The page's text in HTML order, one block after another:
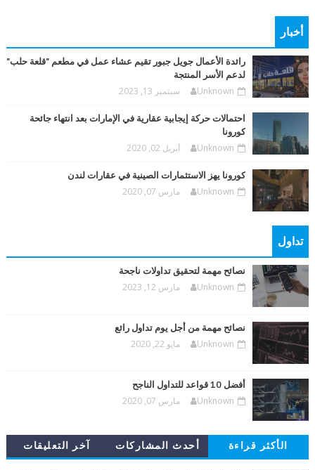
أخبار
رائدة الأعمال جويل جبور تقيم عشاء عمل في مطعم "قلعة حلب"
لدعم الأسر المنتجة
Unknown سبتمبر 13, 2023
احتمالات حركة إيجابية عقارية في الإمارات بعد انتهاء جائحة
كورونا
Unknown أبريل 02, 2020
كورونا يهز الاستثمارات الصينية في عقارات لندن
Unknown مارس 07, 2020
تداول
نصائح مهمة لتحقيق تداولات ناجحة
Unknown مارس 12, 2023
نصائح مهمة من أجل يوم تداول رائع
Unknown مايو 22, 2020
أفضل 10 قواعد للتداول الناجح
Unknown مارس 07, 2020
الأكثر قراءة أحدث المشاركات آخر التعليقات